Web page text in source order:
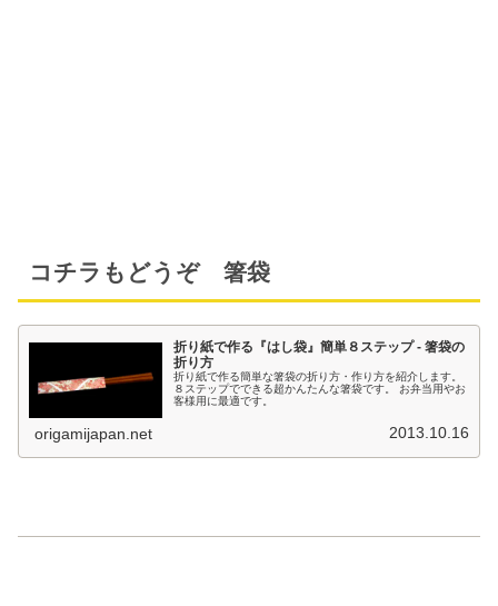
コチラもどうぞ 箸袋
折り紙で作る『はし袋』簡単８ステップ - 箸袋の
折り方
折り紙で作る簡単な箸袋の折り方・作り方を紹介します。
８ステップでできる超かんたんな箸袋です。 お弁当用やお
客様用に最適です。
origamijapan.net 2013.10.16